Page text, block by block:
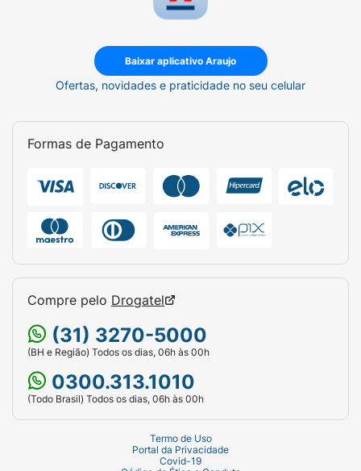
Baixar aplicativo Araujo
Ofertas, novidades e praticidade no seu celular
Formas de Pagamento
Compre pelo Drogatel
(31) 3270-5000
(BH e Região) Todos os dias, 06h às 00h
0300.313.1010
(Todo Brasil) Todos os dias, 06h às 00h
Termo de Uso
Portal da Privacidade
Covid-19